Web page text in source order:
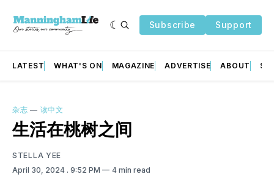
Subscribe Support
LATEST WHAT'S ON MAGAZINE ADVERTISE ABOUT
杂志 — 读中文
生活在桃树之间
STELLA YEE
April 30, 2024 . 9:52 PM 4 min read